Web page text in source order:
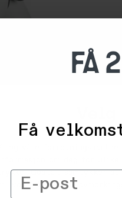
Vi og våre
trykke 'Godta', samtykker
til ved å klikke på
FÅ
Få
Email